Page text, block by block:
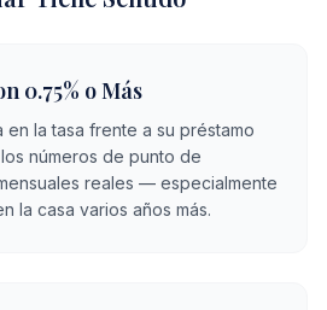
0.75% o Más
en la tasa frente a su préstamo
números de punto de
reales — especialmente
la casa varios años más.